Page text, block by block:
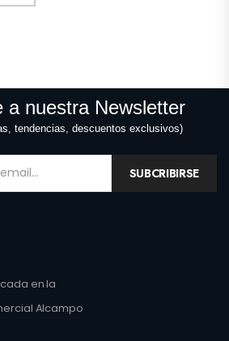
a nuestra Newsletter
tendencias, descuentos exclusivos)
SUBCRIBIRSE
en la
Alcampo